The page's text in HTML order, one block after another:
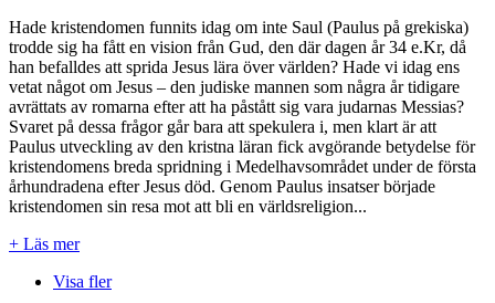
Hade kristendomen funnits idag om inte Saul (Paulus på grekiska)
trodde sig ha fått en vision från Gud, den där dagen år 34 e.Kr, då
han befalldes att sprida Jesus lära över världen? Hade vi idag ens
vetat något om Jesus – den judiske mannen som några år tidigare
avrättats av romarna efter att ha påstått sig vara judarnas Messias?
Svaret på dessa frågor går bara att spekulera i, men klart är att
Paulus utveckling av den kristna läran fick avgörande betydelse för
kristendomens breda spridning i Medelhavsområdet under de första
århundradena efter Jesus död. Genom Paulus insatser började
kristendomen sin resa mot att bli en världsreligion...
+ Läs mer
Visa fler